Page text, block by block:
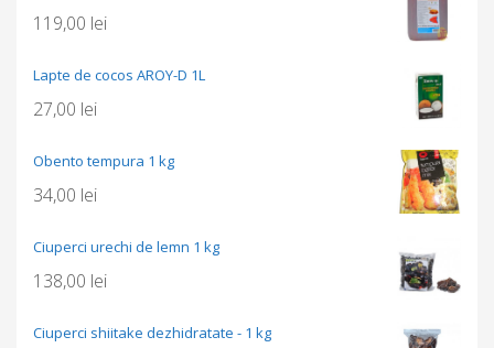
119,00 lei
Lapte de cocos AROY-D 1L
27,00 lei
Obento tempura 1 kg
34,00 lei
Ciuperci urechi de lemn 1 kg
138,00 lei
Ciuperci shiitake dezhidratate - 1 kg